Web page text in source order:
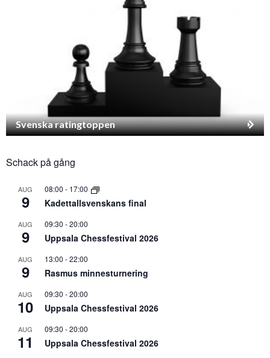
Svenska ratingtoppen
Schack på gång
AUG
9
08:00 - 17:00
Kadettallsvenskans final
AUG
9
09:30 -20:00
Uppsala Chessfestival 2026
AUG
9
13:00 -22:00
Rasmus minnesturnering
AUG
10
09:30 -20:00
Uppsala Chessfestival 2026
AUG
11
09:30 -20:00
Uppsala Chessfestival 2026